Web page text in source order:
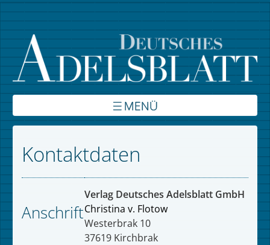
Über uns
Inhalte
Verbände
Autoren
Kontaktdaten
Anschrift
Verlag Deutsches Adelsblatt GmbH
Christina v. Flotow
Westerbrak 10
37619 Kirchbrak